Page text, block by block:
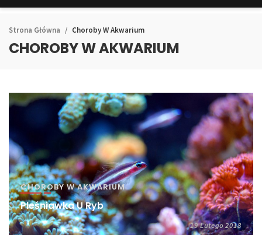
Strona Główna Choroby W Akwarium
CHOROBY W AKWARIUM
CHOROBY W AKWARIUM
Pleśniawka U Ryb
19 Lutego 2018